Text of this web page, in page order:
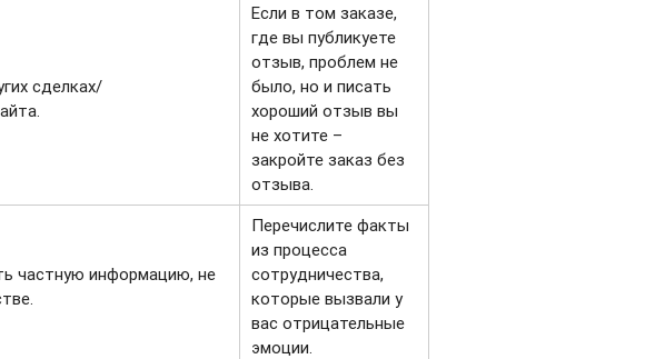
сделках/
Если в том заказе,
где вы публикуете
отзыв, проблем не
было, но и писать
хороший отзыв вы
не хотите –
закройте заказ без
отзыва.
частную информацию, не
Перечислите факты
из процесса
сотрудничества,
которые вызвали у
вас отрицательные
эмоции.